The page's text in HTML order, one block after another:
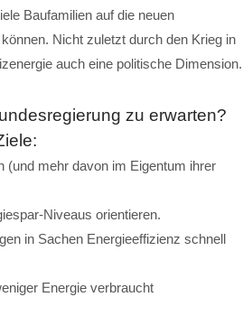
Baufamilien auf die neuen
Nicht zuletzt durch den Krieg in
auch eine politische Dimension.
zu erwarten?
(und mehr davon im Eigentum ihrer
Niveaus orientieren.
in Sachen Energieeffizienz schnell
Energie verbraucht